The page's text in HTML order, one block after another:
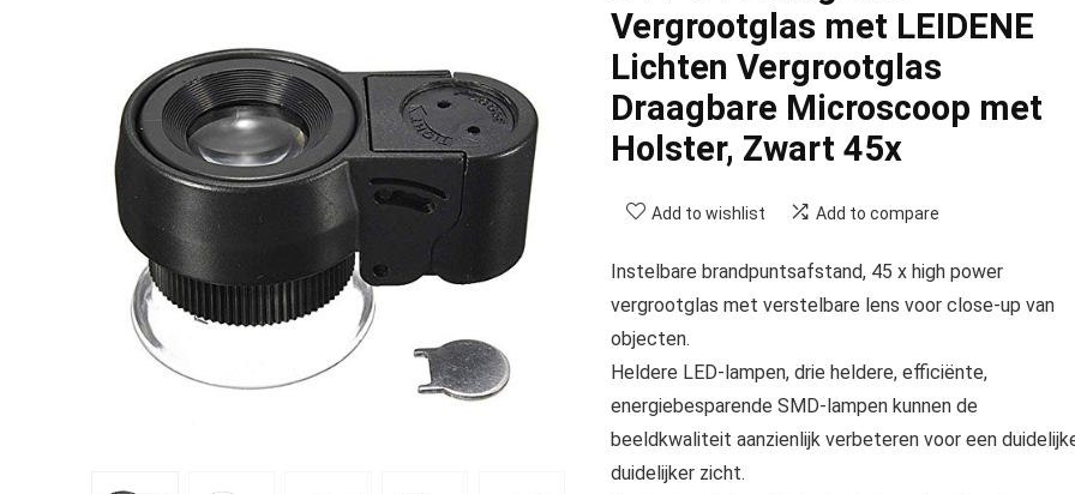
Vergrootglas met LEIDENE
Lichten Vergrootglas
Draagbare Microscoop met
Holster, Zwart 45x
Add to wishlist Add to compare
Instelbare brandpuntsafstand, 45 x high power
vergrootglas met verstelbare lens voor close-up van
objecten.
Heldere LED-lampen, drie heldere, efficiënte,
energiebesparende SMD-lampen kunnen de
beeldkwaliteit aanzienlijk verbeteren voor een
duidelijker zicht.